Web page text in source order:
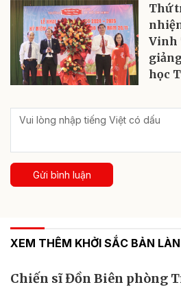
Thứ
Vinh
học
Gửi bình luận
XEM THÊM KHỞI SẮC BẢN
Chiến sĩ Đồn Biên phòng